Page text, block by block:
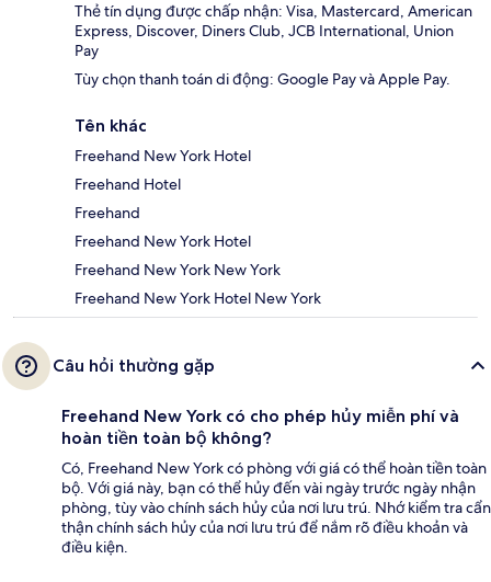
Thẻ tín dụng được chấp nhận: Visa, Mastercard, American
Express, Discover, Diners Club, JCB International, Union
Pay
Tùy chọn thanh toán di động: Google Pay và Apple Pay.
Tên khác
Freehand New York Hotel
Freehand Hotel
Freehand
Freehand New York Hotel
Freehand New York New York
Freehand New York Hotel New York
Câu hỏi thường gặp
Freehand New York có cho phép hủy miễn phí và
hoàn tiền toàn bộ không?
Có, Freehand New York có phòng với giá có thể hoàn tiền toàn
bộ. Với giá này, bạn có thể hủy đến vài ngày trước ngày nhận
phòng, tùy vào chính sách hủy của nơi lưu trú. Nhớ kiểm tra cẩn
thận chính sách hủy của nơi lưu trú để nắm rõ điều khoản và
điều kiện.